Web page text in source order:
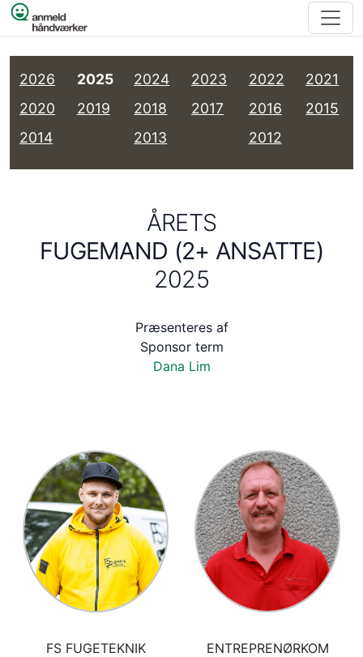
Spring til indhold
2026 2025 2024 2023 2022
2021
2020
2019 2018 2017 2016
2015
2014
2013 2012
ÅRETS
FUGEMAND (2+ ANSATTE)
2025
Præsenteres af
Sponsor term
Dana Lim
FS FUGETEKNIK
ENTREPRENØRKOM